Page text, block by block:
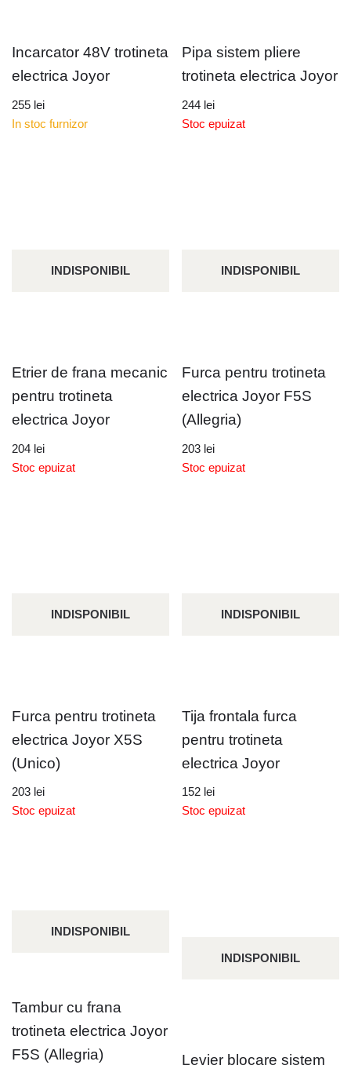
Incarcator 48V trotineta
electrica Joyor
255 lei
In stoc furnizor
Pipa sistem pliere
trotineta electrica Joyor
244 lei
Stoc epuizat
INDISPONIBIL
Etrier de frana mecanic
pentru trotineta
electrica Joyor
204 lei
Stoc epuizat
INDISPONIBIL
Furca pentru trotineta
electrica Joyor F5S
(Allegria)
203 lei
Stoc epuizat
INDISPONIBIL
Furca pentru trotineta
electrica Joyor X5S
(Unico)
203 lei
Stoc epuizat
INDISPONIBIL
Tija frontala furca
pentru trotineta
electrica Joyor
152 lei
Stoc epuizat
INDISPONIBIL
Tambur cu frana
trotineta electrica Joyor
F5S (Allegria)
INDISPONIBIL
Levier blocare sistem